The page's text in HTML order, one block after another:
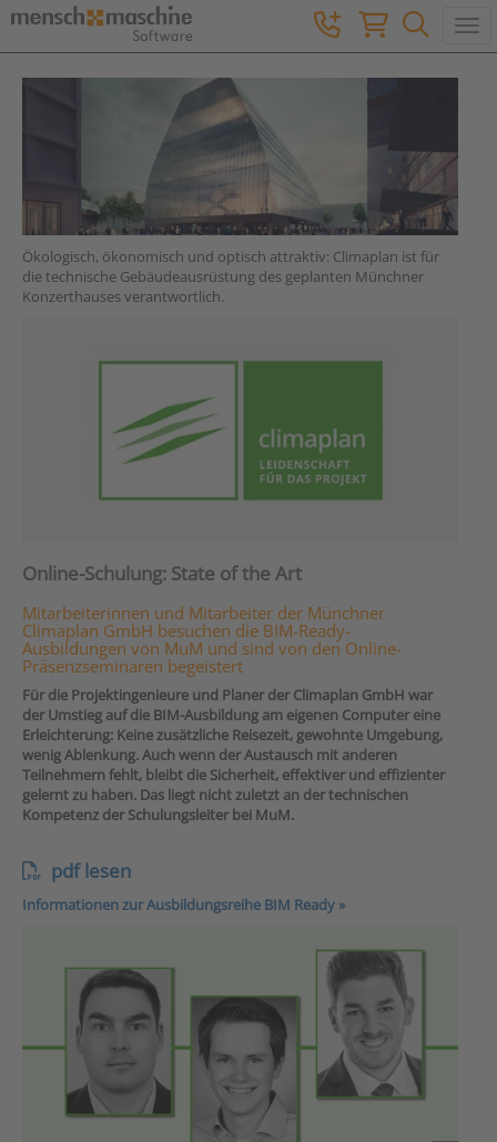
Ökologisch, ökonomisch und optisch attraktiv: Climaplan ist für
die technische Gebäudeausrüstung des geplanten Münchner
Konzerthauses verantwortlich.
Online-Schulung: State of the Art
Mitarbeiterinnen und Mitarbeiter der Münchner
Climaplan GmbH besuchen die BIM-Ready-
Ausbildungen von MuM und sind von den Online-
Präsenzseminaren begeistert
Für die Projektingenieure und Planer der Climaplan GmbH war
der Umstieg auf die BIM-Ausbildung am eigenen Computer eine
Erleichterung: Keine zusätzliche Reisezeit, gewohnte Umgebung,
wenig Ablenkung. Auch wenn der Austausch mit anderen
Teilnehmern fehlt, bleibt die Sicherheit, effektiver und effizienter
gelernt zu haben. Das liegt nicht zuletzt an der technischen
Kompetenz der Schulungsleiter bei MuM.
pdf lesen
Informationen zur Ausbildungsreihe BIM Ready »